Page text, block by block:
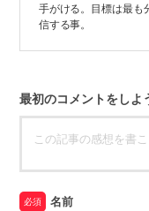
手がける。目標は最も
信する事。
最初のコメントをしよ
必須 名前